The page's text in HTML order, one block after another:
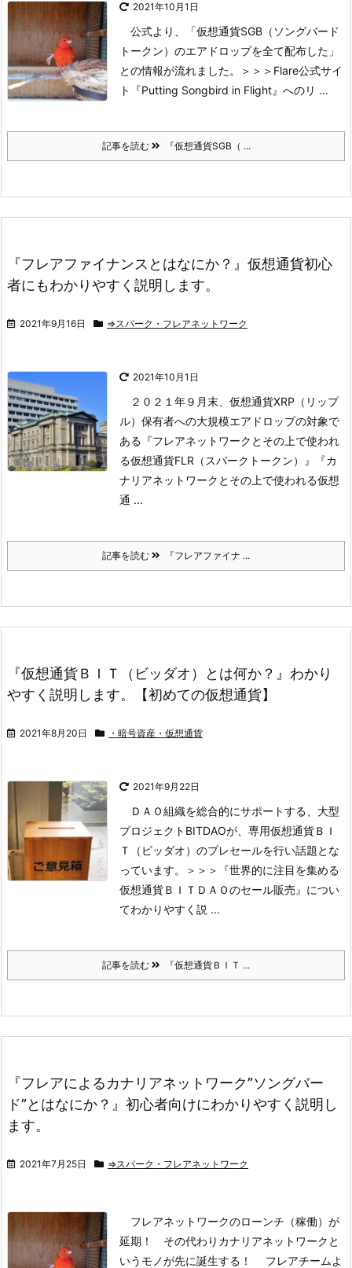
2021年10月1日
公式より、
「仮想通貨SGB（ソングバード
トークン）のエアドロップを全て配布した」
との情報が流れました。
＞＞＞Flare公式サイ
ト『Putting Songbird in Flight』へのリ ...
記事を読む 『仮想通貨SGB（ ...
『フレアファイナンスとはなにか？』仮想通貨初心
者にもわかりやすく説明します。
2021年9月16日 ⇒スパーク・フレアネットワーク
2021年10月1日
２０２１年９月末、仮想通貨XRP（リップ
ル）保有者への大規模エアドロップの対象で
ある 『フレアネットワークとその上で使われ
る仮想通貨FLR（スパークトークン）』
『カ
ナリアネットワークとその上で使われる仮想
通 ...
記事を読む 『フレアファイナ ...
『仮想通貨ＢＩＴ（ビッダオ）とは何か？』わかり
やすく説明します。【初めての仮想通貨】
2021年8月20日 ・暗号資産・仮想通貨
2021年9月22日
ＤＡＯ組織を総合的にサポートする、大型
プロジェクトBITDAOが、専用仮想通貨ＢＩ
Ｔ（ビッダオ）のプレセールを行い話題とな
っています。
＞＞＞『世界的に注目を集める
仮想通貨ＢＩＴＤＡＯのセール販売』につい
てわかりやすく説 ...
記事を読む 『仮想通貨ＢＩＴ ...
『フレアによるカナリアネットワーク”ソングバー
ド”とはなにか？』初心者向けにわかりやすく説明し
ます。
2021年7月25日 ⇒スパーク・フレアネットワーク
フレアネットワークのローンチ（稼働）が
延期！
その代わりカナリアネットワークと
いうモノが先に誕生する！
フレアチームよ